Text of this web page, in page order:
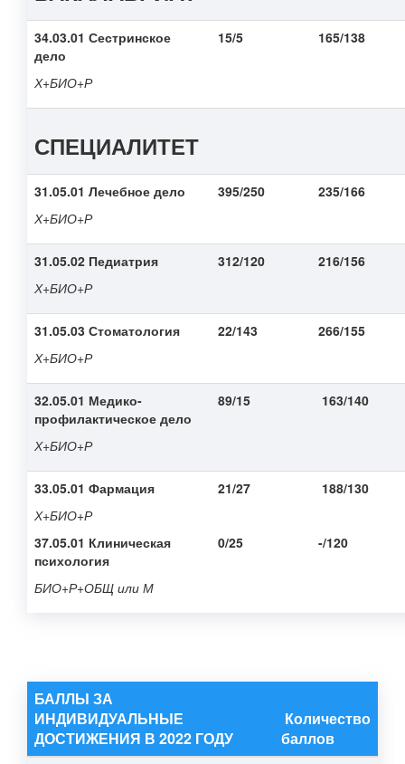
34.03.01 Сестринское
дело
Х+БИО+Р
15/5 165/138
СПЕЦИАЛИТЕТ
31.05.01 Лечебное дело
Х+БИО+Р
395/250 235/166
31.05.02 Педиатрия
Х+БИО+Р
312/120 216/156
31.05.03 Стоматология
Х+БИО+Р
22/143 266/155
32.05.01 Медико-
профилактическое дело
Х+БИО+Р
89/15 163/140
33.05.01 Фармация
Х+БИО+Р
37.05.01 Клиническая
психология
БИО+Р+ОБЩ или М
21/27
0/25
188/130
-/120
БАЛЛЫ ЗА
ИНДИВИДУАЛЬНЫЕ
ДОСТИЖЕНИЯ В 2022 ГОДУ
Количество
баллов